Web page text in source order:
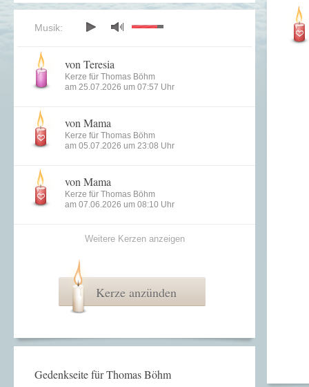
Musik:
von Teresia
Kerze für Thomas Böhm
am 25.07.2026 um 07:57 Uhr
von Mama
Kerze für Thomas Böhm
am 05.07.2026 um 23:08 Uhr
von Mama
Kerze für Thomas Böhm
am 07.06.2026 um 08:10 Uhr
Weitere Kerzen anzeigen
Kerze anzünden
Gedenkseite für Thomas Böhm